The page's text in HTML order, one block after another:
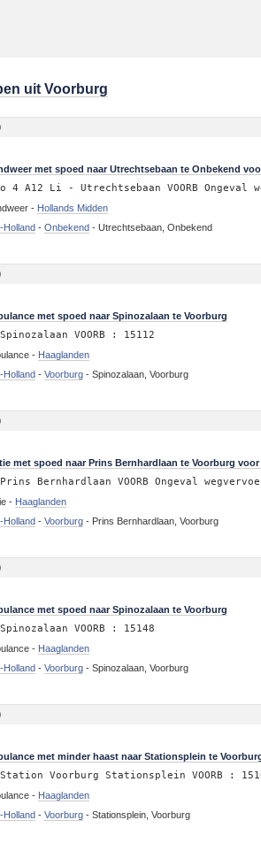
uit Voorburg
met spoed naar Utrechtsebaan te Onbekend
4 A12 Li - Utrechtsebaan VOORB Ongeval
- Hollands Midden
Holland -Onbekend -Utrechtsebaan, Onbekend
met spoed naar Spinozalaan te Voorburg
VOORB : 15112
- Haaglanden
Holland -Voorburg -Spinozalaan, Voorburg
met spoed naar Prins Bernhardlaan te Voorburg
Prins Bernhardlaan VOORB Ongeval
- Haaglanden
Holland -Voorburg - Prins Bernhardlaan, Voorburg
met spoed naar Spinozalaan te Voorburg
VOORB : 15148
- Haaglanden
Holland -Voorburg -Spinozalaan, Voorburg
met minder haast naar Stationsplein te
Voorburg Stationsplein VOORB :
- Haaglanden
Holland -Voorburg -Stationsplein, Voorburg